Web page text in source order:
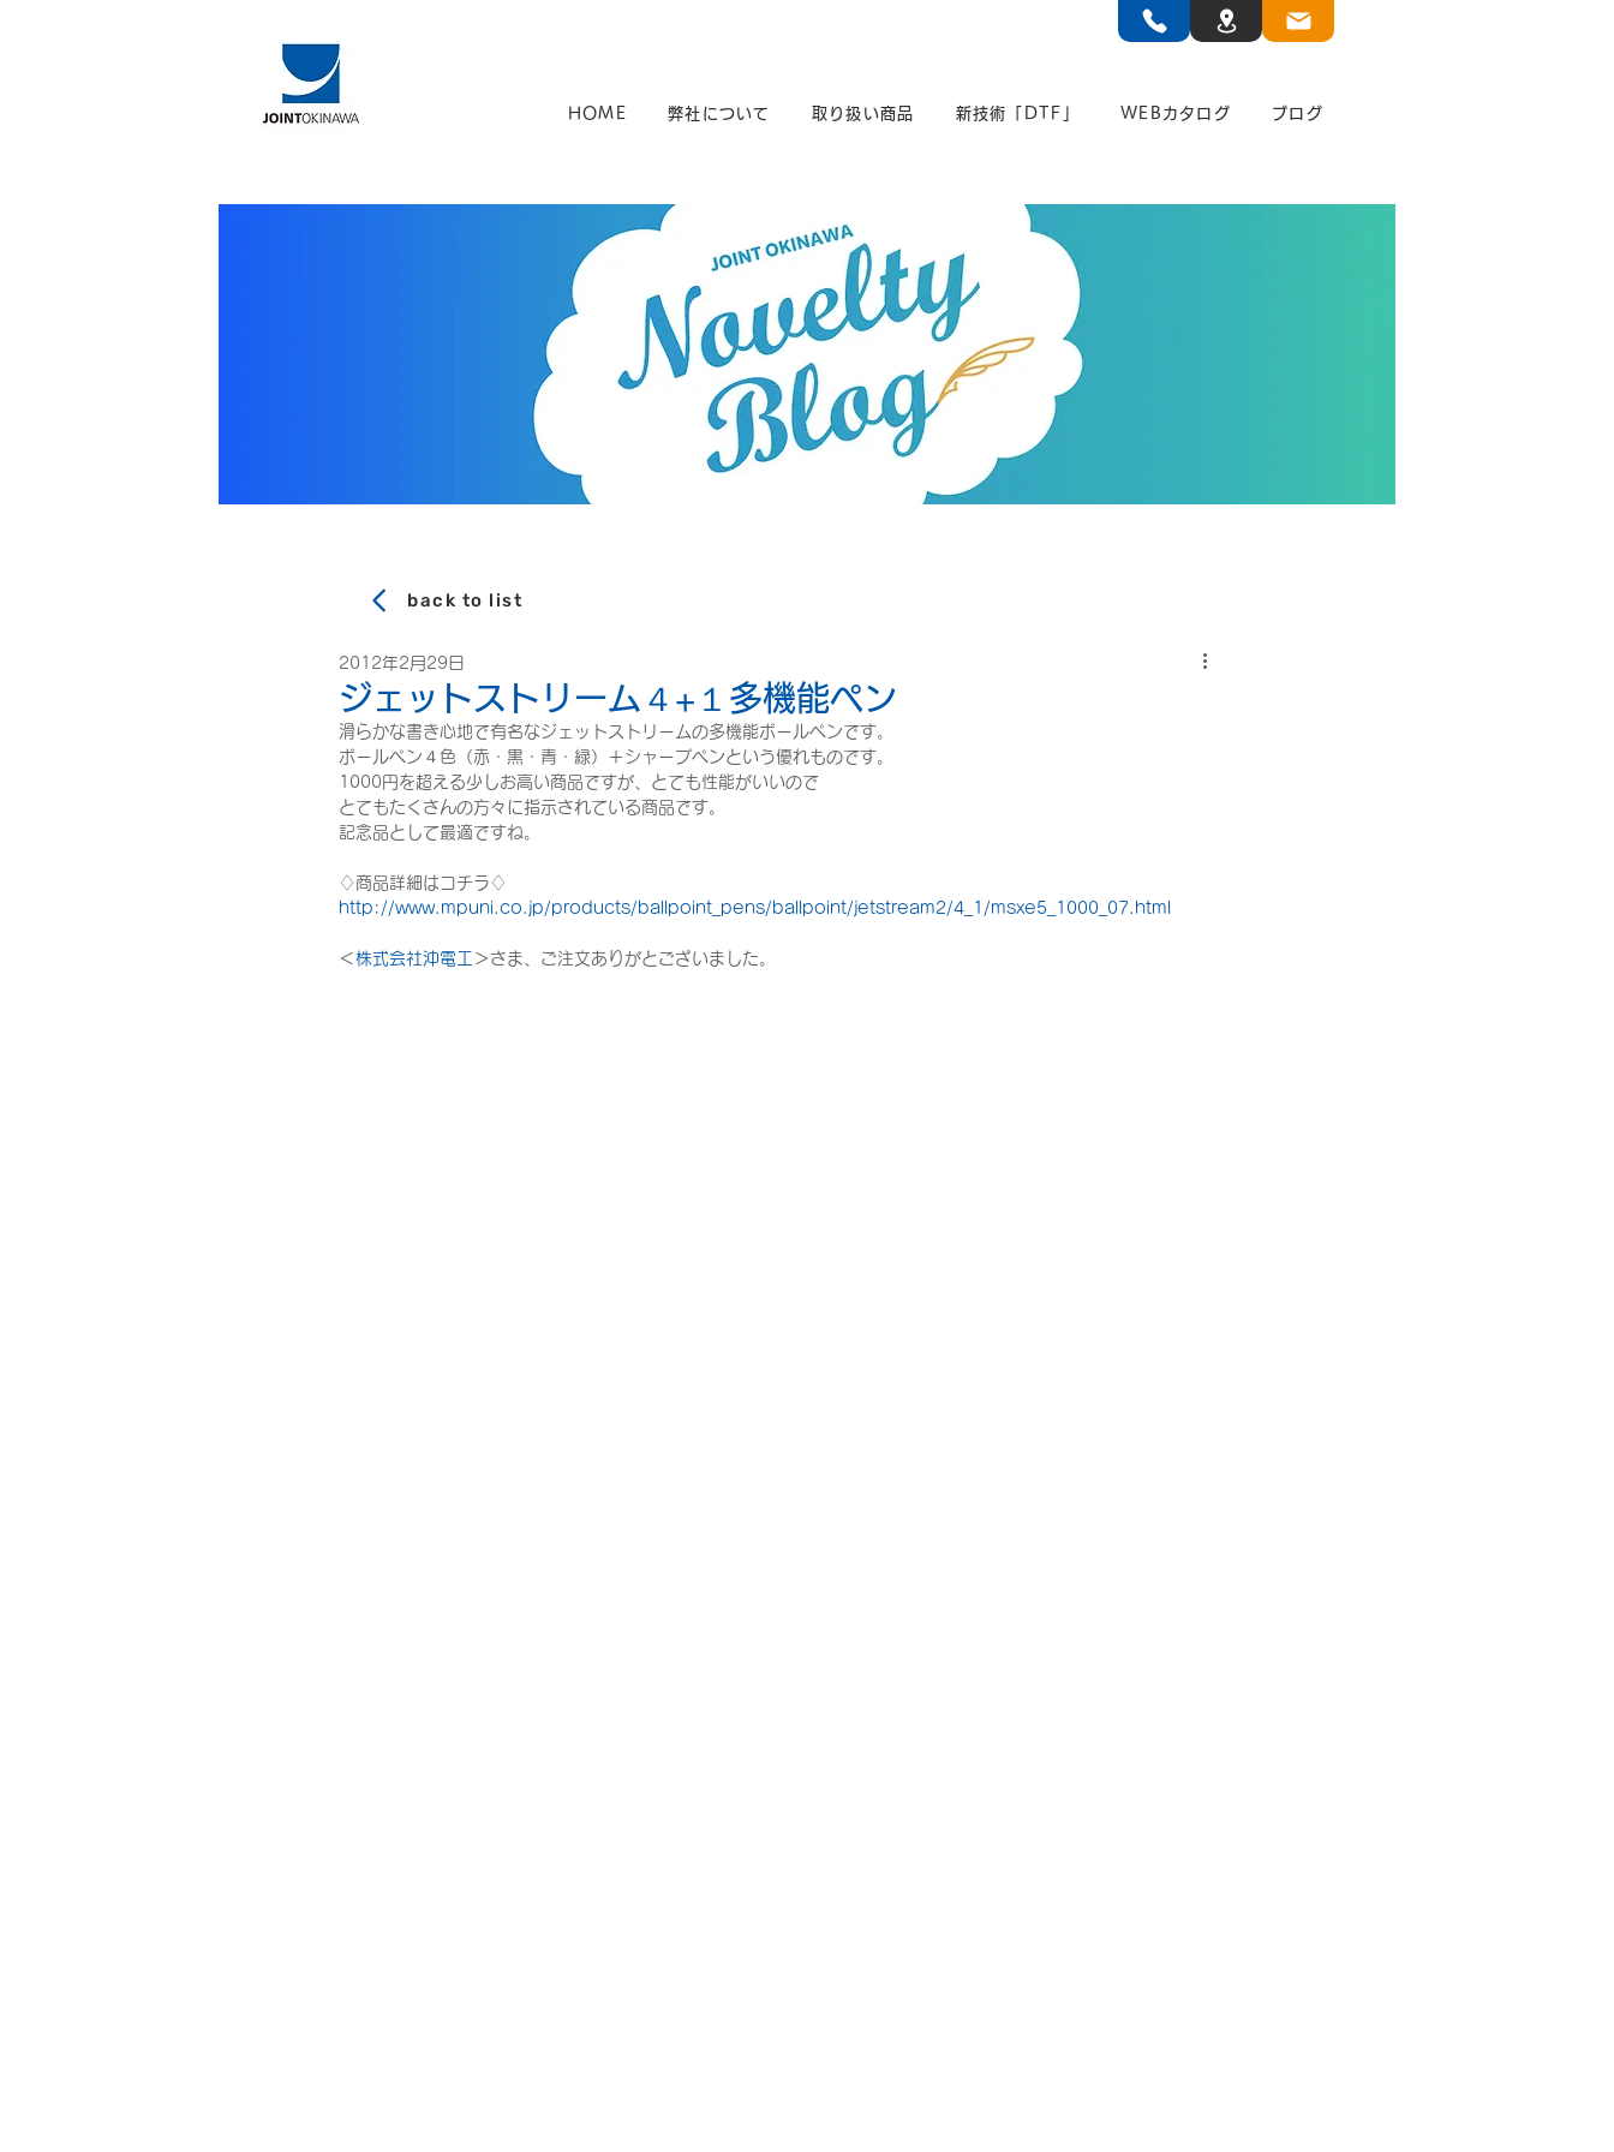
HOME 弊社について 取り扱い商品 新技術「DTF」 WEBカタログ ブログ
back to list
ジェットストリーム４+１多機能ペン
2012年2月29日
滑らかな書き心地で有名なジェットストリームの多機能ボールペンです。
ボールペン４色（赤・黒・青・緑）＋シャープペンという優れものです。
1000円を超える少しお高い商品ですが、とても性能がいいので
とてもたくさんの方々に指示されている商品です。
記念品として最適ですね。
♢商品詳細はコチラ♢
http://www.mpuni.co.jp/products/ballpoint_pens/ballpoint/jetstream2/4_1/msxe5_1000_07.html
＜株式会社沖電工 ＞さま、ご注文ありがとございました。